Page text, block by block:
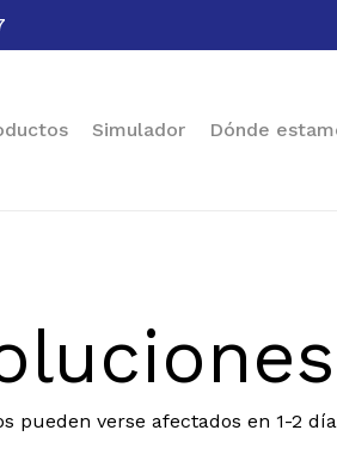
Simulador Dónde
pueden verse afectados en 1-2